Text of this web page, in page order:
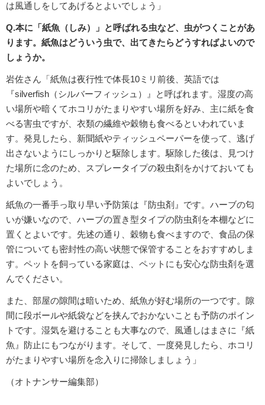
は風通しをしてあげるとよいでしょう」
Q.本に「紙魚（しみ）」と呼ばれる虫など、虫がつくことがあ
ります。紙魚はどういう虫で、出てきたらどうすればよいので
しょうか。
岩佐さん「紙魚は夜行性で体長10ミリ前後、英語では
『silverfish（シルバーフィッシュ）』と呼ばれます。湿度の高
い場所や暗くてホコリがたまりやすい場所を好み、主に紙を食
べる害虫ですが、衣類の繊維や穀物も食べるといわれていま
す。発見したら、新聞紙やティッシュペーパーを使って、逃げ
出さないようにしっかりと駆除します。駆除した後は、見つけ
た場所に念のため、スプレータイプの殺虫剤をかけておいても
よいでしょう。
紙魚の一番手っ取り早い予防策は『防虫剤』です。ハーブの匂
いが嫌いなので、ハーブの置き型タイプの防虫剤を本棚などに
置くとよいです。先述の通り、穀物も食べますので、食品の保
管についても密封性の高い状態で保管することをおすすめしま
す。ペットを飼っている家庭は、ペットにも安心な防虫剤を選
んでください。
また、部屋の隙間は暗いため、紙魚が好む場所の一つです。隙
間に段ボールや紙袋などを挟んでおかないことも予防のポイン
トです。湿気を避けることも大事なので、風通しはまさに『紙
魚』防止にもつながります。そして、一度発見したら、ホコリ
がたまりやすい場所を念入りに掃除しましょう」
（オトナンサー編集部）